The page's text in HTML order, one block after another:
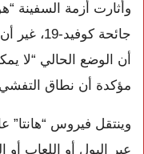
وأثارت أزمة السفينة
جائحة
مؤكدة أن نطاق
وينتقل فيروس “هانتا”
عبر البول أو اللعاب